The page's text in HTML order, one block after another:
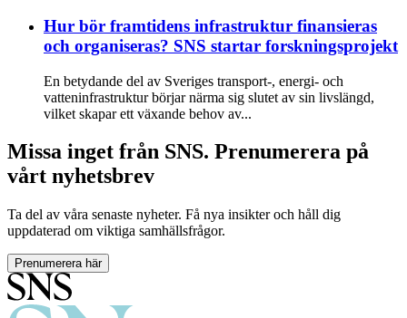
Hur bör framtidens infrastruktur finansieras
och organiseras? SNS startar forskningsprojekt
En betydande del av Sveriges transport-, energi- och
vatteninfrastruktur börjar närma sig slutet av sin livslängd,
vilket skapar ett växande behov av...
Missa inget från SNS. Prenumerera på
vårt nyhetsbrev
Ta del av våra senaste nyheter. Få nya insikter och håll dig
uppdaterad om viktiga samhällsfrågor.
Prenumerera här